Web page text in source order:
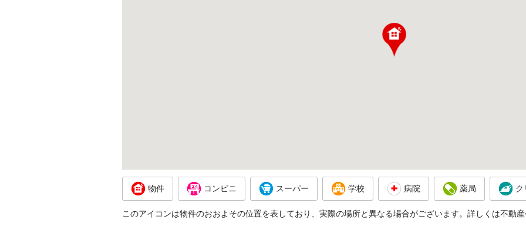
物件 コンビニ スーパー 学校 病院 薬局 ク
このアイコンは物件のおおよその位置を表しており、実際の場所と異なる場合がございます。詳しくは不動